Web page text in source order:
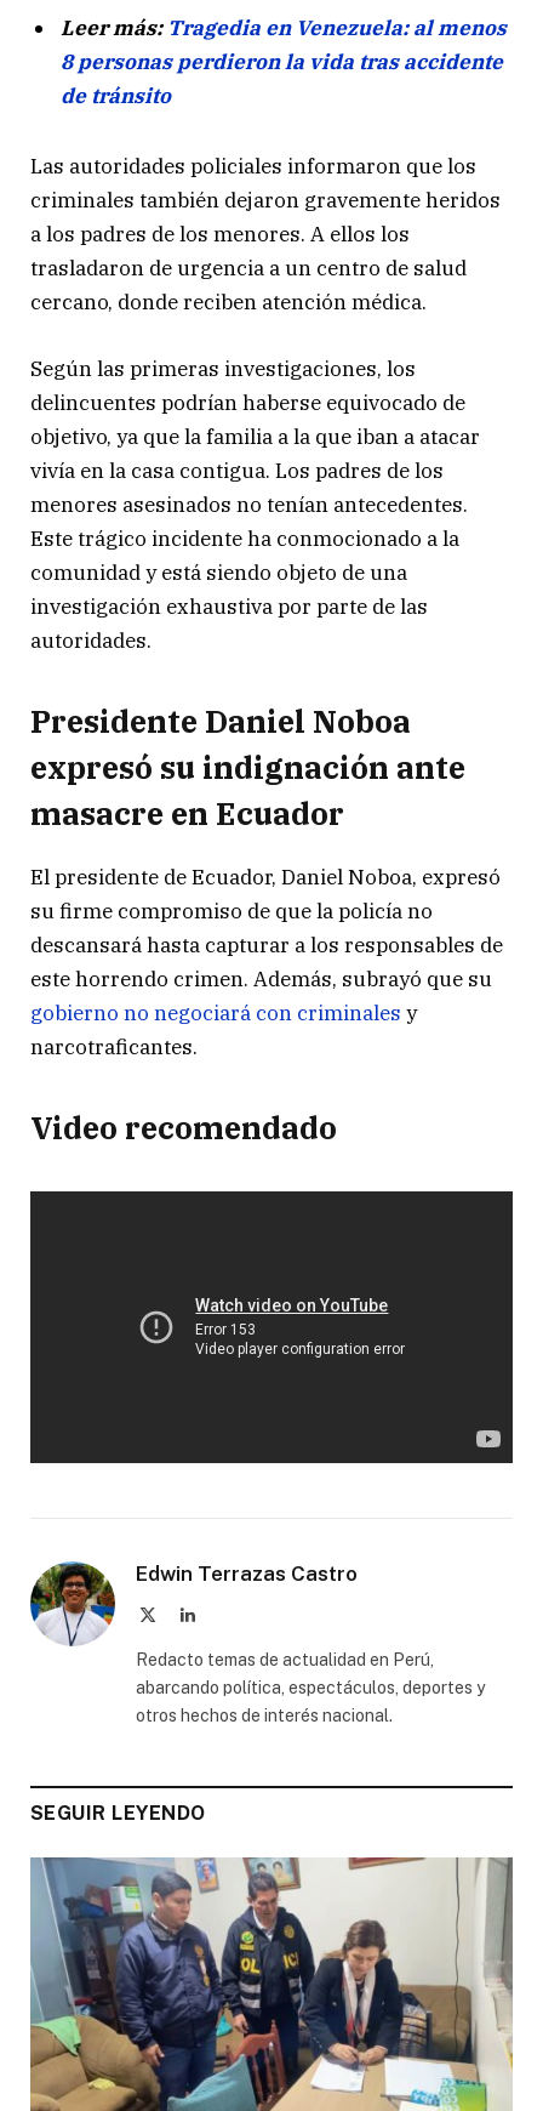
Leer más: Tragedia en Venezuela: al menos
8 personas perdieron la vida tras accidente
de tránsito
Las autoridades policiales informaron que los
criminales también dejaron gravemente heridos
a los padres de los menores. A ellos los
trasladaron de urgencia a un centro de salud
cercano, donde reciben atención médica.
Según las primeras investigaciones, los
delincuentes podrían haberse equivocado de
objetivo, ya que la familia a la que iban a atacar
vivía en la casa contigua. Los padres de los
menores asesinados no tenían antecedentes.
Este trágico incidente ha conmocionado a la
comunidad y está siendo objeto de una
investigación exhaustiva por parte de las
autoridades.
Presidente Daniel Noboa
expresó su indignación ante
masacre en Ecuador
El presidente de Ecuador, Daniel Noboa, expresó
su firme compromiso de que la policía no
descansará hasta capturar a los responsables de
este horrendo crimen. Además, subrayó que su
gobierno no negociará con criminales y
narcotraficantes.
Video recomendado
Edwin Terrazas Castro
LinkedIn
Redacto temas de actualidad en Perú,
abarcando política, espectáculos, deportes y
otros hechos de interés nacional.
SEGUIR LEYENDO